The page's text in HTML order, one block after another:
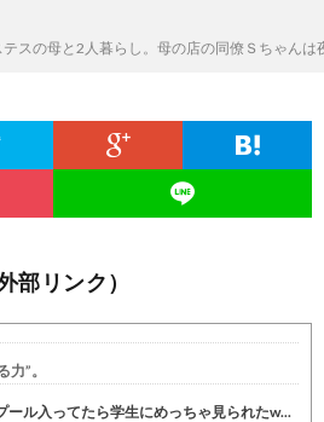
テスの母と2人暮らし。母の店の同僚Ｓちゃん
部リンク）
”。
ール入ってたら学生にめっちゃ見られたw...